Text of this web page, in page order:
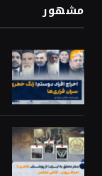
مشهور